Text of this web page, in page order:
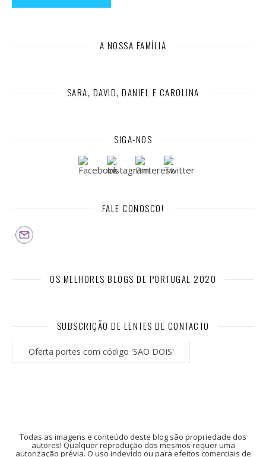
A NOSSA FAMÍLIA
SARA, DAVID, DANIEL E CAROLINA
SIGA-NOS
FALE CONOSCO!
OS MELHORES BLOGS DE PORTUGAL 2020
SUBSCRIÇÃO DE LENTES DE CONTACTO
Oferta portes com código 'SAO DOIS'
Todas as imagens e conteúdo deste blog são propriedade dos
autores! Qualquer reprodução dos mesmos requer uma
autorização prévia. O uso indevido ou para efeitos comerciais de